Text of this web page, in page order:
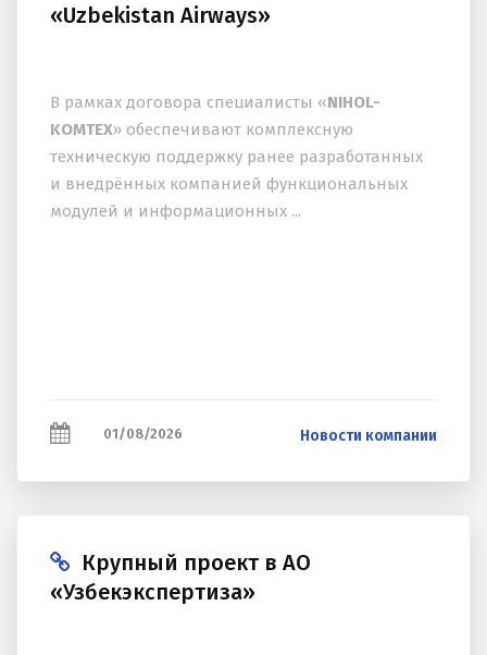
«Uzbekistan Airways»
В рамках договора специалисты «NIHOL-
KOMTEX» обеспечивают комплексную
техническую поддержку ранее разработанных
и внедрённых компанией функциональных
модулей и информационных ...
01/08/2026 Новости компании
Крупный проект в АО
«Узбекэкспертиза»